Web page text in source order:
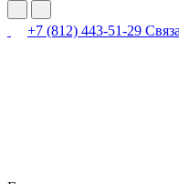
+7 (812) 443-51-29